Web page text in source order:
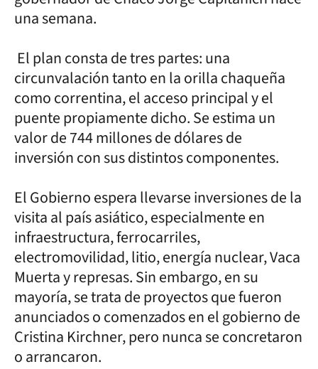
una semana.
El plan consta de tres partes: una
circunvalación tanto en la orilla chaqueña
como correntina, el acceso principal y el
puente propiamente dicho. Se estima un
valor de 744 millones de dólares de
inversión con sus distintos componentes.
El Gobierno espera llevarse inversiones de la
visita al país asiático, especialmente en
infraestructura, ferrocarriles,
electromovilidad, litio, energía nuclear, Vaca
Muerta y represas. Sin embargo, en su
mayoría, se trata de proyectos que fueron
anunciados o comenzados en el gobierno de
Cristina Kirchner, pero nunca se concretaron
o arrancaron.